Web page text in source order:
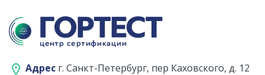
Адрес г. Санкт-Петербург, пер Каховского, д. 12